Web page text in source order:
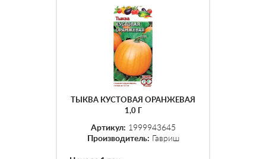
ТЫКВА КУСТОВАЯ ОРАНЖЕВАЯ
1,0 Г
Артикул: 1999943645
Производитель: Гавриш